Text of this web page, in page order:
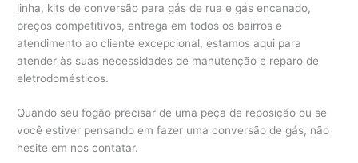
linha, kits de conversão para gás de rua e gás encanado,
preços competitivos, entrega em todos os bairros e
atendimento ao cliente excepcional, estamos aqui para
atender às suas necessidades de manutenção e reparo de
eletrodomésticos.
Quando seu fogão precisar de uma peça de reposição ou se
você estiver pensando em fazer uma conversão de gás, não
hesite em nos contatar.